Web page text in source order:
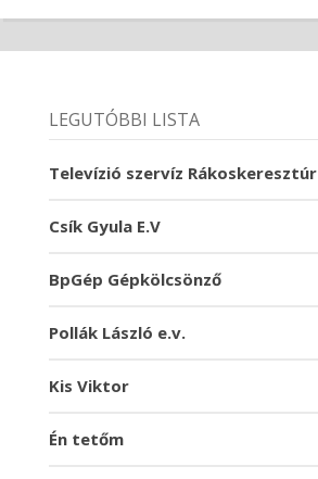
LEGUTÓBBI LISTA
Televízió szervíz Rákoskeresztúr
Csík Gyula E.V
BpGép Gépkölcsönző
Pollák László e.v.
Kis Viktor
Én tetőm